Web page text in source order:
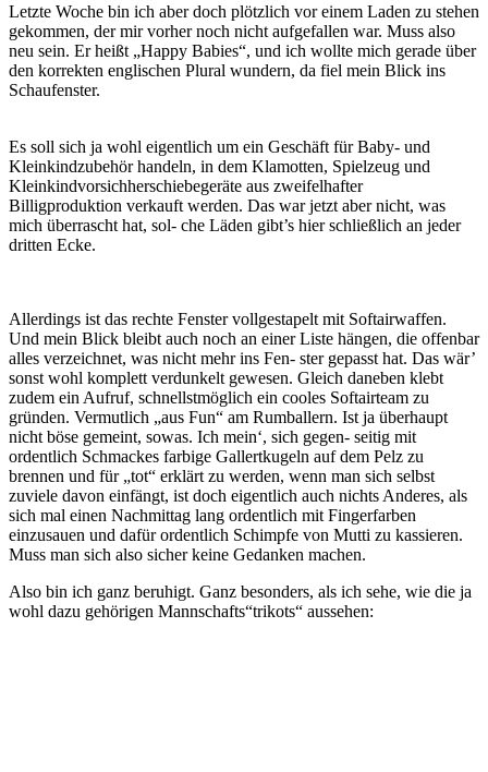
Letzte Woche bin ich aber doch plötzlich vor einem Laden zu stehen
gekommen, der mir vorher noch nicht aufgefallen war. Muss also
neu sein. Er heißt „Happy Babies“, und ich wollte mich gerade über
den korrekten englischen Plural wundern, da fiel mein Blick ins
Schaufenster.
Es soll sich ja wohl eigentlich um ein Geschäft für Baby- und
Kleinkindzubehör handeln, in dem Klamotten, Spielzeug und
Kleinkindvorsichherschiebegeräte aus zweifelhafter
Billigproduktion verkauft werden. Das war jetzt aber nicht, was
mich überrascht hat, sol- che Läden gibt’s hier schließlich an jeder
dritten Ecke.
Allerdings ist das rechte Fenster vollgestapelt mit Softairwaffen.
Und mein Blick bleibt auch noch an einer Liste hängen, die offenbar
alles verzeichnet, was nicht mehr ins Fen- ster gepasst hat. Das wär’
sonst wohl komplett verdunkelt gewesen. Gleich daneben klebt
zudem ein Aufruf, schnellstmöglich ein cooles Softairteam zu
gründen. Vermutlich „aus Fun“ am Rumballern. Ist ja überhaupt
nicht böse gemeint, sowas. Ich mein‘, sich gegen- seitig mit
ordentlich Schmackes farbige Gallertkugeln auf dem Pelz zu
brennen und für „tot“ erklärt zu werden, wenn man sich selbst
zuviele davon einfängt, ist doch eigentlich auch nichts Anderes, als
sich mal einen Nachmittag lang ordentlich mit Fingerfarben
einzusauen und dafür ordentlich Schimpfe von Mutti zu kassieren.
Muss man sich also sicher keine Gedanken machen.
Also bin ich ganz beruhigt. Ganz besonders, als ich sehe, wie die ja
wohl dazu gehörigen Mannschafts“trikots“ aussehen: